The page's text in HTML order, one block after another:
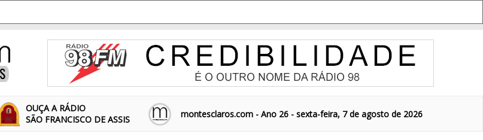
OUÇA A RÁDIO
SÃO FRANCISCO DE ASSIS
montesclaros.com - Ano 26 - sexta-feira, 7 de agosto de 2026